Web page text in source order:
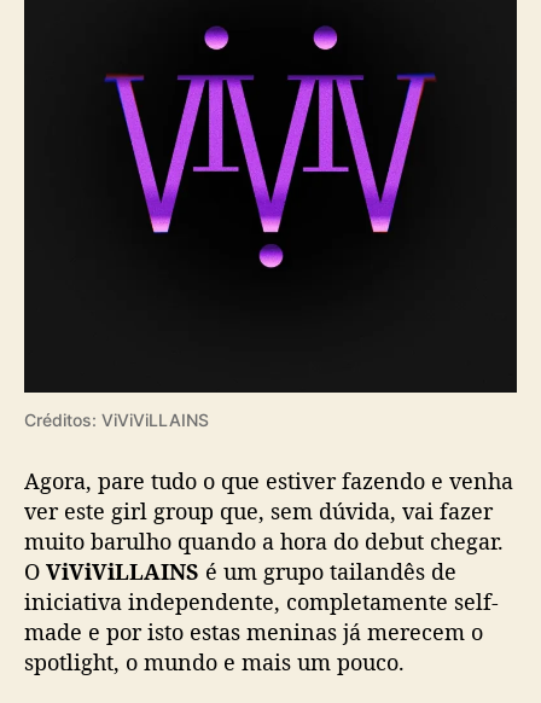
Créditos: ViViViLLAINS
Agora, pare tudo o que estiver fazendo e venha
ver este girl group que, sem dúvida, vai fazer
muito barulho quando a hora do debut chegar.
O ViViViLLAINS é um grupo tailandês de
iniciativa independente, completamente self-
made e por isto estas meninas já merecem o
spotlight, o mundo e mais um pouco.